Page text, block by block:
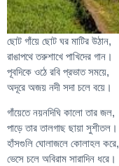
ছোট গাঁয়ে ছোট ঘর মাটির উঠান,
রাঙাপথে তরুশাখে পাখিদের গান।
পূবদিকে ওঠে রবি প্রভাত সময়ে,
অদূরে অজয় নদী সদা চলে বয়ে।
গাঁয়েতে নয়নদিঘি কালো তার জল,
পাড়ে তার তালগাছ ছায়া সুশীতল।
হাঁসগুলি ঘোলাজলে কোলাহল করে,
ভেসে চলে অবিরাম সারাদিন ধরে।